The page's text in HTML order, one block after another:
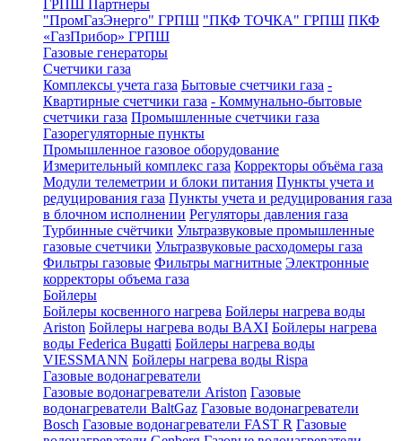
ГРПШ Партнеры
"ПромГазЭнерго" ГРПШ "ПКФ ТОЧКА" ГРПШ ПКФ
«ГазПрибор» ГРПШ
Газовые генераторы
Счетчики газа
Комплексы учета газа Бытовые счетчики газа -
Квартирные счетчики газа - Коммунально-бытовые
счетчики газа Промышленные счетчики газа
Газорегуляторные пункты
Промышленное газовое оборудование
Измерительный комплекс газа Корректоры объёма газа
Модули телеметрии и блоки питания Пункты учета и
редуцирования газа Пункты учета и редуцирования газа
в блочном исполнении Регуляторы давления газа
Турбинные счётчики Ультразвуковые промышленные
газовые счетчики Ультразвуковые расходомеры газа
Фильтры газовые Фильтры магнитные Электронные
корректоры объема газа
Бойлеры
Бойлеры косвенного нагрева Бойлеры нагрева воды
Ariston Бойлеры нагрева воды BAXI Бойлеры нагрева
воды Federica Bugatti Бойлеры нагрева воды
VIESSMANN Бойлеры нагрева воды Rispa
Газовые водонагреватели
Газовые водонагреватели Ariston Газовые
водонагреватели BaltGaz Газовые водонагреватели
Bosch Газовые водонагреватели FAST R Газовые